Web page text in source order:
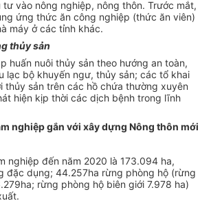
vào nông nghiệp, nông thôn. Trước mắt,
ứng thức ăn công nghiệp (thức ăn viên)
máy ở các tỉnh khác.
thủy sản
huấn nuôi thủy sản theo hướng an toàn,
lạc bộ khuyến ngư, thủy sản; các tổ khai
thủy sản trên các hồ chứa thường xuyên
hiện kịp thời các dịch bệnh trong lĩnh
nghiệp gắn với xây dựng Nông thôn mới
nghiệp đến năm 2020 là 173.094 ha,
đặc dụng; 44.257ha rừng phòng hộ (rừng
rừng phòng hộ biên giới 7.978 ha)